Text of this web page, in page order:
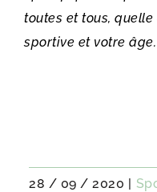
toutes et tous,
sportive et votre âge.
28 / 09 / 2020 |